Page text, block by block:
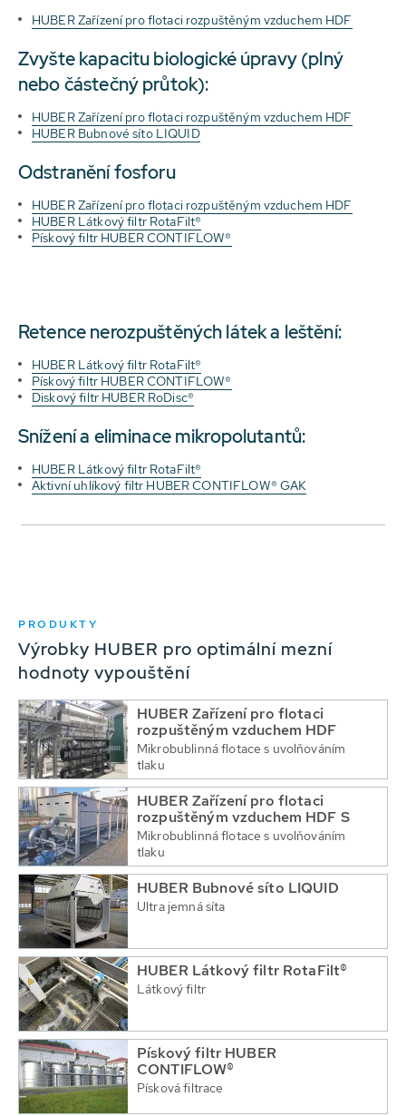
HUBER Zařízení pro flotaci rozpuštěným vzduchem HDF
Zvyšte kapacitu biologické úpravy (plný
nebo částečný průtok):
HUBER Zařízení pro flotaci rozpuštěným vzduchem HDF
HUBER Bubnové síto LIQUID
Odstranění fosforu
HUBER Zařízení pro flotaci rozpuštěným vzduchem HDF
HUBER Látkový filtr RotaFilt®
Pískový filtr HUBER CONTIFLOW®
Retence nerozpuštěných látek a leštění:
HUBER Látkový filtr RotaFilt®
Pískový filtr HUBER CONTIFLOW®
Diskový filtr HUBER RoDisc®
Snížení a eliminace mikropolutantů:
HUBER Látkový filtr RotaFilt®
Aktivní uhlíkový filtr HUBER CONTIFLOW® GAK
PRODUKTY
Výrobky HUBER pro optimální mezní
hodnoty vypouštění
HUBER Zařízení pro flotaci
rozpuštěným vzduchem HDF
Mikrobublinná flotace s uvolňováním
tlaku
HUBER Zařízení pro flotaci
rozpuštěným vzduchem HDF S
Mikrobublinná flotace s uvolňováním
tlaku
HUBER Bubnové síto LIQUID
Ultra jemná síta
HUBER Látkový filtr RotaFilt®
Látkový filtr
Pískový filtr HUBER
CONTIFLOW®
Písková filtrace